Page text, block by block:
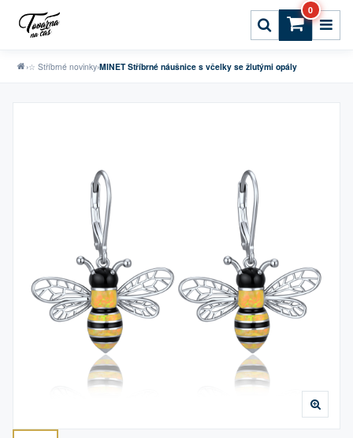
0
›☆ Stříbrné novinky›MINET Stříbrné náušnice s včelky se žlutými opály